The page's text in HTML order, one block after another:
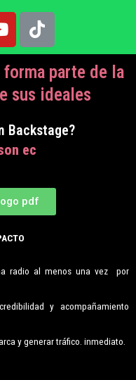
parte de la
sus ideales
Backstage?
eco no
pdf
radio al menos una vez por
y acompañamiento
y generar tráfico. inmediato.